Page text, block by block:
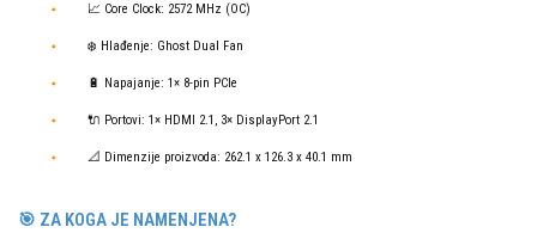
📈 Core Clock: 2572 MHz (OC)
❄️ Hlađenje: Ghost Dual Fan
🔋 Napajanje: 1× 8-pin PCIe
🔌 Portovi: 1× HDMI 2.1, 3× DisplayPort 2.1
📐 Dimenzije proizvoda: 262.1 x 126.3 x 40.1 mm
🎯 ZA KOGA JE NAMENJENA?